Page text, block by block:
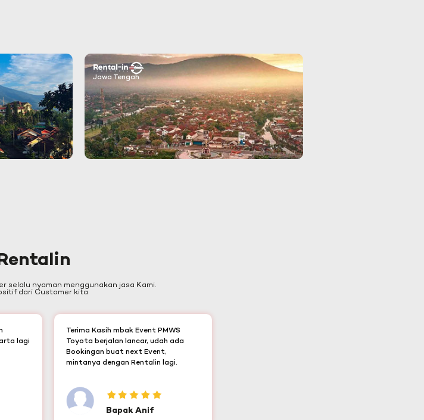
Jawa Tengah
selalu nyaman menggunakan jasa Kami.
dari Customer kita
lagi
Terima Kasih mbak Event PMWS
Toyota berjalan lancar, udah ada
Bookingan buat next Event,
mintanya dengan Rentalin lagi.
Bapak Anif